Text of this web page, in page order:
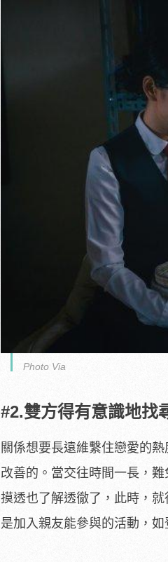
Photo Via
#2.雙方得有意識地找
關係想要長遠維繫住戀愛的
改善的。當交往時間一長，
摸透也了解透徹了，此時，
是加入親友能參與的活動，